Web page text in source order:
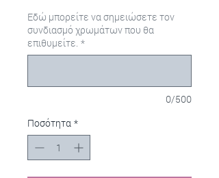
Εδώ μπορείτε να σημειώσετε τον
συνδιασμό χρωμάτων που θα
επιθυμείτε. *
0/500
Ποσότητα *